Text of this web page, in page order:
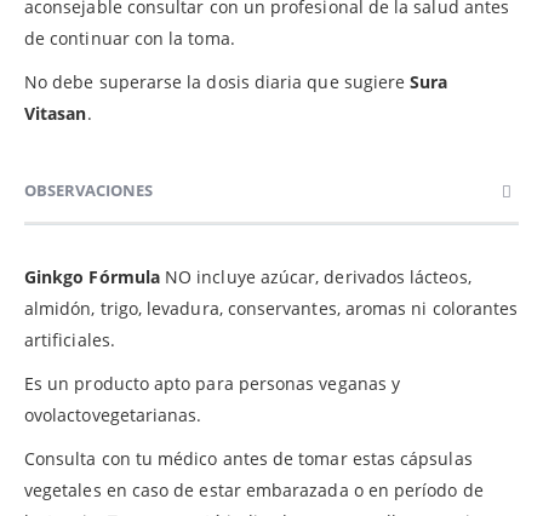
aconsejable consultar con un profesional de la salud antes
de continuar con la toma.
No debe superarse la dosis diaria que sugiereSura
Vitasan.
OBSERVACIONES
Ginkgo FórmulaNO incluye azúcar, derivados lácteos,
almidón, trigo, levadura, conservantes, aromas ni colorantes
artificiales.
Es un producto apto para personas veganas y
ovolactovegetarianas.
Consulta con tu médico antes de tomar estas cápsulas
vegetales en caso de estar embarazada o en período de